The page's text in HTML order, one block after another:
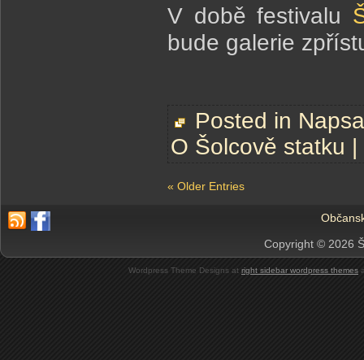
V době festivalu
bude galerie
Posted in
O Šolcově statku |
« Older Entries
Copyright © 2026
Wordpress Theme Designs at right sidebar wordpress themes